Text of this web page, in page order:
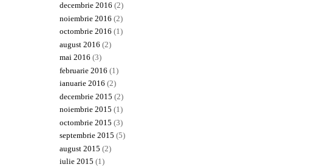
decembrie 2016 (2)
noiembrie 2016 (2)
octombrie 2016 (1)
august 2016 (2)
mai 2016 (3)
februarie 2016 (1)
ianuarie 2016 (2)
decembrie 2015 (2)
noiembrie 2015 (1)
octombrie 2015 (3)
septembrie 2015 (5)
august 2015 (2)
iulie 2015 (1)